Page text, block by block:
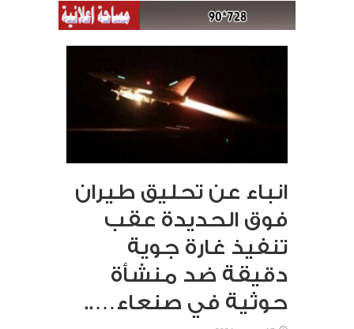
انباء عن تحليق طيران
فوق الحديدة عقب
تنفيذ غارة جوية
دقيقة ضد منشأة
حوثية في صنعاء…..